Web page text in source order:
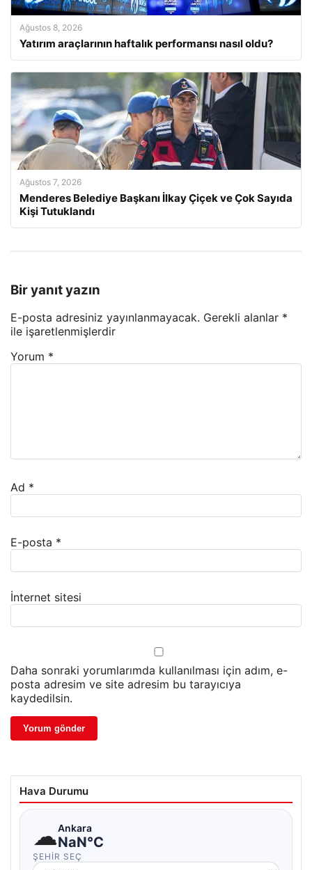
Ağustos 8, 2026
Yatırım araçlarının haftalık performansı nasıl oldu?
Ağustos 7, 2026
Menderes Belediye Başkanı İlkay Çiçek ve Çok Sayıda
Kişi Tutuklandı
Bir yanıt yazın
E-posta adresiniz yayınlanmayacak. Gerekli alanlar *
ile işaretlenmişlerdir
Yorum *
Ad *
E-posta *
İnternet sitesi
Daha sonraki yorumlarımda kullanılması için adım, e-
posta adresim ve site adresim bu tarayıcıya
kaydedilsin.
Hava Durumu
☁Ankara
NaN°C
ŞEHIR SEÇ